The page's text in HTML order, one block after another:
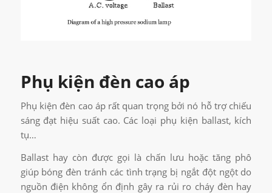
Phụ kiện đèn cao áp
Phụ kiện đèn cao áp rất quan trọng bởi nó hỗ trợ chiếu
sáng đạt hiệu suất cao. Các loại phụ kiện ballast, kích
tụ…
Ballast hay còn được gọi là chấn lưu hoặc tăng phô
giúp bóng đèn tránh các tình trạng bị ngắt đột ngột do
nguồn điện không ổn định gây ra rủi ro cháy đèn hay